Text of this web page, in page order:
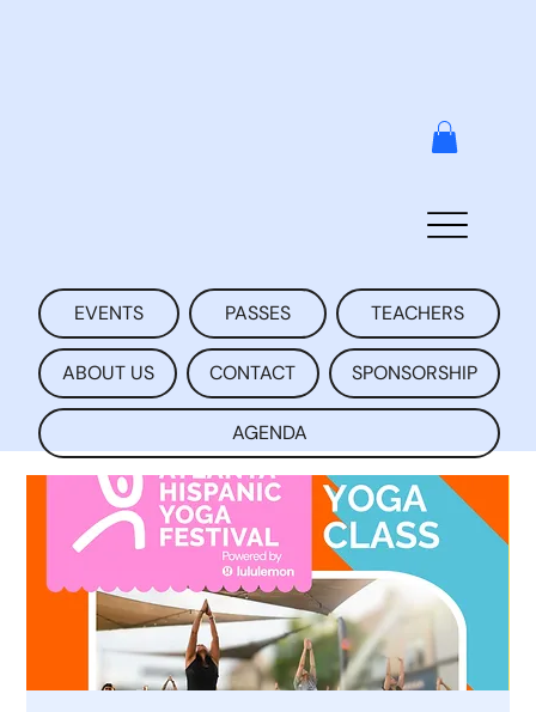
EVENTS PASSES TEACHERS
ABOUT US CONTACT SPONSORSHIP
AGENDA